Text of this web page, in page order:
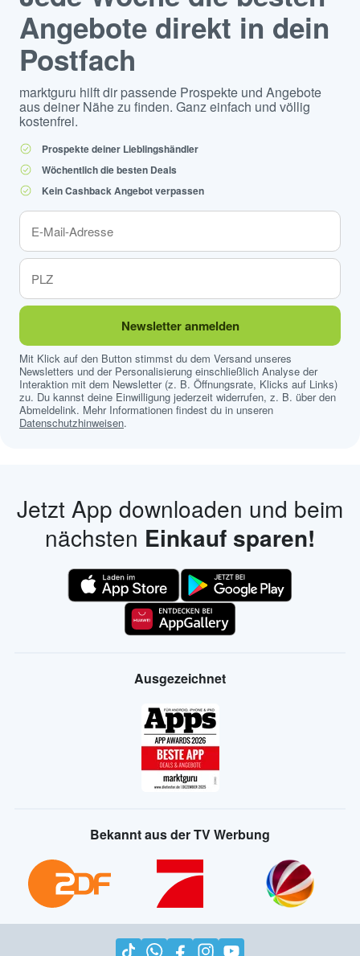
Angebote direkt in dein
Postfach
marktguru hilft dir passende Prospekte und Angebote
aus deiner Nähe zu finden. Ganz einfach und völlig
kostenfrei.
Prospekte deiner Lieblingshändler
Wöchentlich die besten Deals
Kein Cashback Angebot verpassen
Newsletter anmelden
Mit Klick auf den Button stimmst du dem Versand unseres
Newsletters und der Personalisierung einschließlich Analyse der
Interaktion mit dem Newsletter (z. B. Öffnungsrate, Klicks auf Links)
zu. Du kannst deine Einwilligung jederzeit widerrufen, z. B. über den
Abmeldelink. Mehr Informationen findest du in unseren
Datenschutzhinweisen.
Jetzt App downloaden und beim
nächsten Einkauf sparen!
Ausgezeichnet
Bekannt aus der TV Werbung